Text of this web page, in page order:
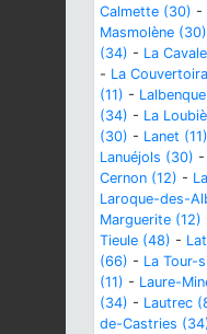
Calmette (30) -
Masmolène (30)
(34) - La
- La
(11) -
(34) - La
(30) - Lanet (11)
Lanuéjols (30) -
Cernon (12) -
Laroque-des-
Marguerite (12)
Tieule (48) -
(66) - La Tour-
(11) - Laure-
(34) - Lautrec
de-Castries